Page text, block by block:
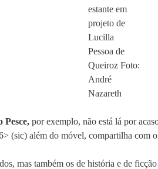
estante em
projeto de
Lucilla
Pessoa de
Queiroz Foto:
André
Nazareth
Pesce, por exemplo, não está lá por
(sic) além do móvel, compartilha com o
mas também os de história e de